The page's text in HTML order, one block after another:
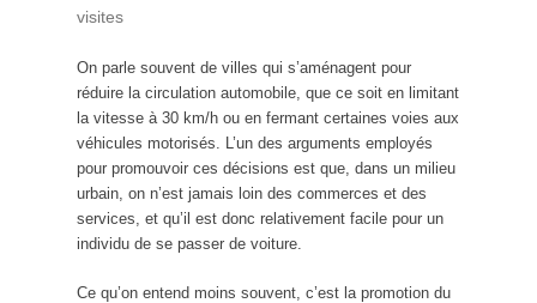
visites
On parle souvent de villes qui s’aménagent pour
réduire la circulation automobile, que ce soit en limitant
la vitesse à 30 km/h ou en fermant certaines voies aux
véhicules motorisés. L’un des arguments employés
pour promouvoir ces décisions est que, dans un milieu
urbain, on n’est jamais loin des commerces et des
services, et qu’il est donc relativement facile pour un
individu de se passer de voiture.
Ce qu’on entend moins souvent, c’est la promotion du